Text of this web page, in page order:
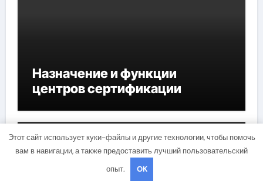
Назначение и функции
центров сертификации
Бизнес и инвестиции
Этот сайт использует куки-файлы и другие технологии, чтобы помочь
вам в навигации, а также предоставить лучший пользовательский
опыт.
OK